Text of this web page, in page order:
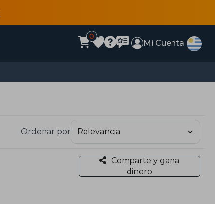
0
Mi Cuenta
Ordenar por
Comparte y gana
dinero